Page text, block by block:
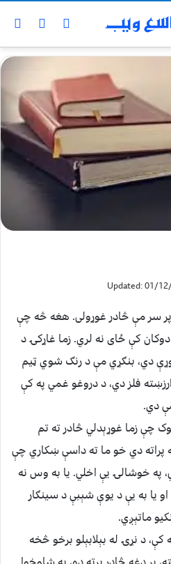
Updated: 01/
پر سر مې څادر غوړولی. هغه څه چې
کې ځای نه لري. زما غاړکۍ د
دي، بنګړي مې د رنګ شوي ټیم
فلز دي، د دروغو غمي په کې
دي.
چې زما غوړېدلي څادر ته تم
دي خو ما ته داسې ښکاري چې
په خوشالۍ یې اخلي. یا به وس نه
یا به یې د یوې شېبې د سینګار
ماتېږي.
د نړۍ له بېلابېلو برخو څخه